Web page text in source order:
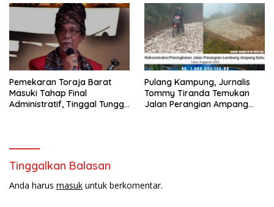
Pemekaran Toraja Barat
Masuki Tahap Final
Administratif, Tinggal Tunggu
Pulang Kampung, Jurnalis
Tommy Tiranda Temukan
Jalan Perangian Ampang
Tinggalkan Balasan
Anda harus masuk untuk berkomentar.